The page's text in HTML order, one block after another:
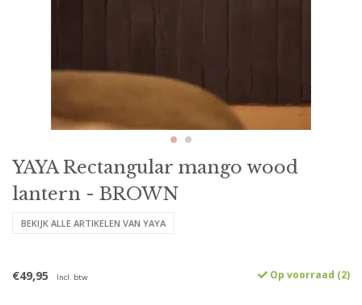
YAYA Rectangular mango wood
lantern - BROWN
BEKIJK ALLE ARTIKELEN VAN YAYA
€49,95 Incl. btw Op voorraad (2)